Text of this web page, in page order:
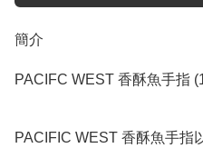
簡介
PACIFC WEST 香酥魚手指
PACIFIC WEST 香酥魚手指